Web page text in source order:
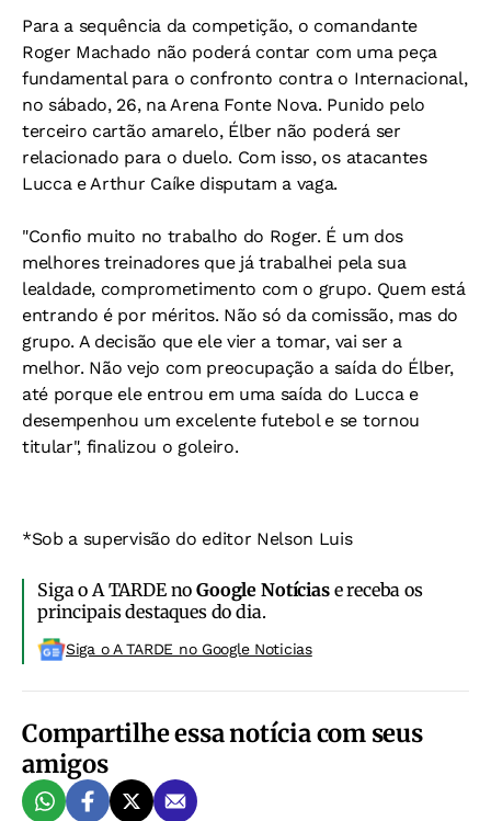
Para a sequência da competição, o comandante
Roger Machado não poderá contar com uma peça
fundamental para o confronto contra o Internacional,
no sábado, 26, na Arena Fonte Nova. Punido pelo
terceiro cartão amarelo, Élber não poderá ser
relacionado para o duelo. Com isso, os atacantes
Lucca e Arthur Caíke disputam a vaga.
"Confio muito no trabalho do Roger. É um dos
melhores treinadores que já trabalhei pela sua
lealdade, comprometimento com o grupo. Quem está
entrando é por méritos. Não só da comissão, mas do
grupo. A decisão que ele vier a tomar, vai ser a
melhor. Não vejo com preocupação a saída do Élber,
até porque ele entrou em uma saída do Lucca e
desempenhou um excelente futebol e se tornou
titular", finalizou o goleiro.
*Sob a supervisão do editor Nelson Luis
Siga o A TARDE noGoogle Notíciase receba os
principais destaques do dia.
Siga o A TARDE no Google Noticias
Compartilhe essa notícia com seus
amigos